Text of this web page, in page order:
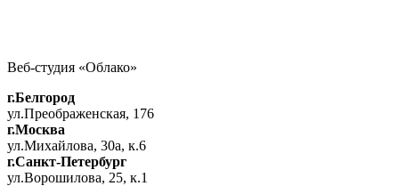
Напишите или позвоните нам для быстрого ответа на ваш
+7 999 998-22-85
Форма связи test
Имя
Телефон*
Веб-студия «Облако»
г.Белгород
ул.Преображенская, 176
г.Москва
ул.Михайлова, 30а, к.6
г.Санкт-Петербург
ул.Ворошилова, 25, к.1